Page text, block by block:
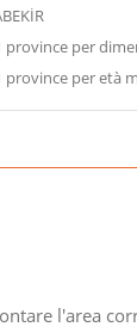
province per
province per età
l'area